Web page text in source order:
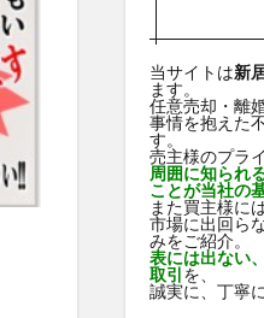
当サイトは新
ます。
任意売却・離
事情を抱えた
す。
売主様のプラ
周囲に知られ
ことが当社の
また買主様に
市場に出回ら
みをご紹介。
表には出ない
取引を、
誠実に、丁寧